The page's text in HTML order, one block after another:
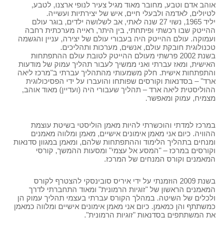
אוהב אדם וטבע, מחובר מאוד מגיל צעיר לנופי ארצנו, לטבע,
לטיולים, לאדמה ולבעלי חיים, איש של יצירתיות ועשייה.
יליד 1965, נשוי 27 שנה לאתי, אב לשלושה ילדים, בוגר עולם
ההייטק שבו רכשתי ופיתחתי, בין היתר, ראייה מערכתית רחבה
ועמוקה. עולם ההייטק היה בעבורי עולם של יצירה, עניין והגשמה
טכנולוגית חובקת עולם, אנשים, מערכות ותהליכים.
בשנת 2002 פרשתי מעולם ההייטק לטובת עולם ההתפתחות
האישית, ומאז עברתי ואני ממשיך לעבור תהליך עמוק של מודעות
והתפתחות אישית. חלק משמעותי מהתהליך עברתי ב"מרכז ליאה
ארד" – בסדנאות וקורסים שפותחו והועברו על ידי הפסיכולוגית
ההוליסטית ליאה ארד – תהליך שעבורי היה (ועדיין) מאוד אוהב,
מצמיח, עמוק ומאפשר.
במרכז למדתי והוכשרתי להיות מאמן הוליסטי בשיטת עוצמת
ההוויה. כיום אני מאמן אימונים אישיים, מאמן ומלווה מאמנים
ומנחים בתהליך הלימוד וההתפתחות שלהם, ומאמן במגוון סדנאות
וקורסים במרכז – "המסע אל עצמי" ומסעות ההמשך, קורסי
המאמנים וקורס המנחים של המרכז.
בשנת 2009 הוזמנתי על ידי איריס סובינסקי להצטרף לקורס
המאמנים הראשון של "זוגיות הרמונית" ומאוד התחברתי לדרך
ולכלים של השיטה. במהלך הקורס עברתי בעצמי תהליך עמוק הן
כמשתתף והן כמאמן. כיום אני מאמן אימונים אישיים ומלווה כמאמן
את המשתתפים בסדנאות "זוגיות הרמונית".